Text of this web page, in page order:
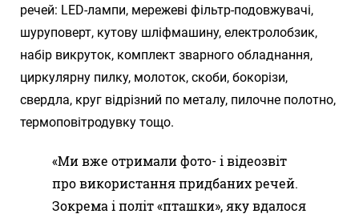
речей: LED-лампи, мережеві фільтр-подовжувачі,
шуруповерт, кутову шліфмашину, електролобзик,
набір викруток, комплект зварного обладнання,
циркулярну пилку, молоток, скоби, бокорізи,
свердла, круг відрізний по металу, пилочне полотно,
термоповітродувку тощо.
«Ми вже отримали фото- і відеозвіт
про використання придбаних речей.
Зокрема і політ «пташки», яку вдалося